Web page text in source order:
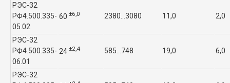
РЭС-32
РФ4.500.335-
05.02
60 ±6,0 2380…3080 11,0 2,0
РЭС-32
РФ4.500.335-
06.01
24 ±2,4 585…748 19,0 6,0
РЭС-32